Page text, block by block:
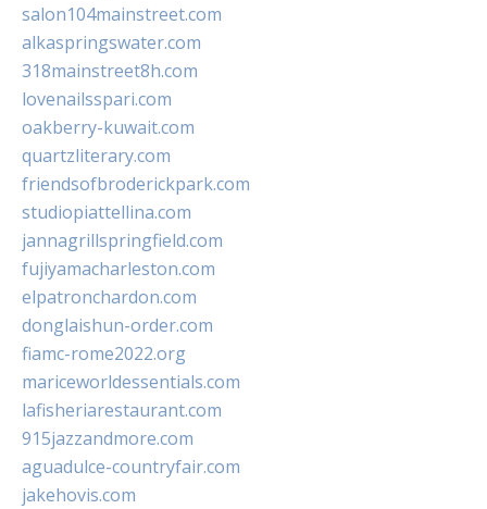
salon104mainstreet.com
alkaspringswater.com
318mainstreet8h.com
lovenailsspari.com
oakberry-kuwait.com
quartzliterary.com
friendsofbroderickpark.com
studiopiattellina.com
jannagrillspringfield.com
fujiyamacharleston.com
elpatronchardon.com
donglaishun-order.com
fiamc-rome2022.org
mariceworldessentials.com
lafisheriarestaurant.com
915jazzandmore.com
aguadulce-countryfair.com
jakehovis.com